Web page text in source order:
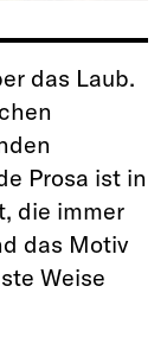
das Laub.
Prosa ist in
die immer
das Motiv
Weise